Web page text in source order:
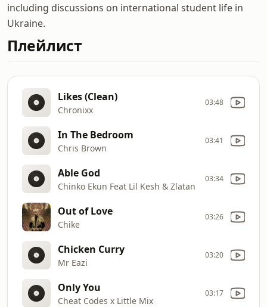
including discussions on international student life in
Ukraine.
Плейлист
Likes (Clean)
Chronixx
03:48
In The Bedroom
Chris Brown
03:41
Able God
Chinko Ekun Feat Lil Kesh & Zlatan
03:34
Out of Love
Chike
03:26
Chicken Curry
Mr Eazi
03:20
Only You
Cheat Codes x Little Mix
03:17